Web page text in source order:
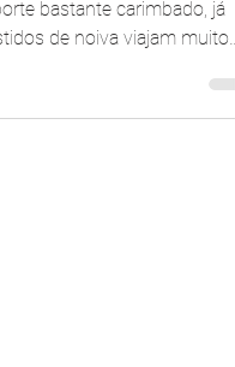
bastante carimbado, já
de noiva viajam muito